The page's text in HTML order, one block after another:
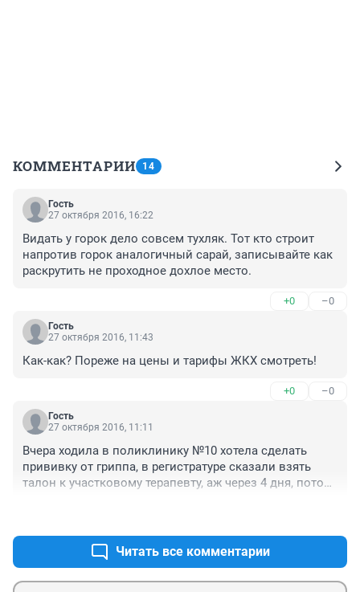
КОММЕНТАРИИ 14
Гость
27 октября 2016, 16:22
Видать у горок дело совсем тухляк. Тот кто строит
напротив горок аналогичный сарай, записывайте как
раскрутить не проходное дохлое место.
+0 –0
Гость
27 октября 2016, 11:43
Как-как? Пореже на цены и тарифы ЖКХ смотреть!
+0 –0
Гость
27 октября 2016, 11:11
Вчера ходила в поликлинику №10 хотела сделать
прививку от гриппа, в регистратуре сказали взять
талон к участковому терапевту, аж через 4 дня, потом
прививке. Не нашла, все очень раздражались и
посылали кто куда. Так что действительно наверно
лучше лечиться в ТРК, так хоть наверное не пошлют
Читать все комментарии